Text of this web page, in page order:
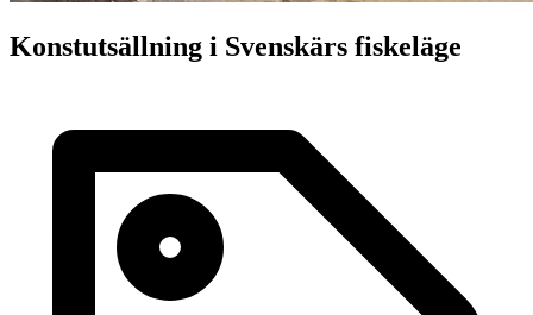
Konstutsällning i Svenskärs fiskeläge